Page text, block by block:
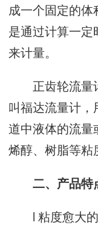
成一个固定的
是通过计算一
来计量。
正齿轮流量
叫福达流量计
道中液体的流量
烯醇、树脂等粘
二、产品特
l 粘度愈大的